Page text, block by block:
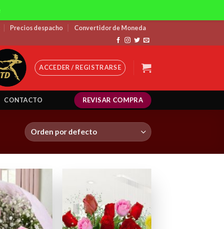
Precios despacho Convertidor de Moneda
ACCEDER / REGISTRARSE
CONTACTO REVISAR COMPRA